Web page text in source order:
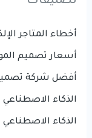
أخطاء المتاجر
أسعار تصميم
أفضل شركة تصميم
الذكاء الاصطناعي
الذكاء